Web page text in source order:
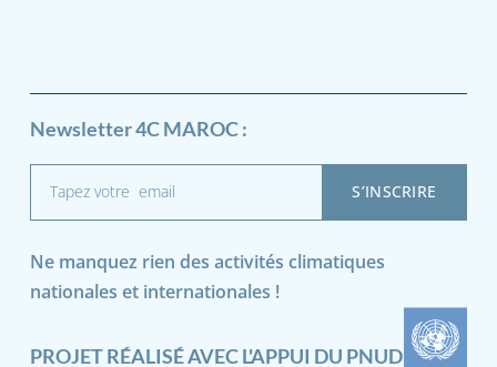
Newsletter 4C MAROC :
Ne manquez rien des activités climatiques
nationales et internationales !